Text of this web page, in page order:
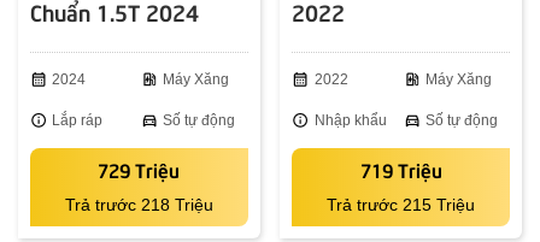
Chuẩn 1.5T 2024
calendar_month 2024 ev_station Máy Xăng
info Lắp ráp directions_car Số tự động
729 Triệu
Trả trước 218 Triệu
2022
calendar_month 2022 ev_station Máy Xăng
info Nhập khẩu directions_car Số tự động
719 Triệu
Trả trước 215 Triệu